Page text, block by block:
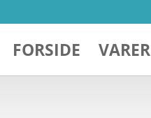
FORSIDE VARER